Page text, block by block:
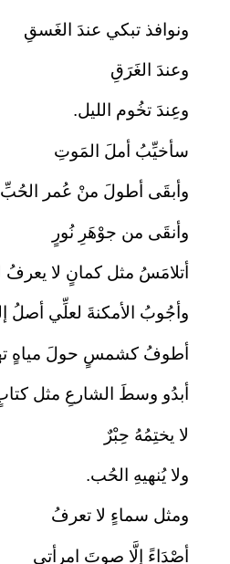
ونوافذ تبكي عندَ الغَسقِ
وعندَ الغَرَقِ
وعِندَ تخُوم الليل.
سأخيِّبُ أملَ المَوتِ
وأبقَى أطولَ منْ عُمر الحُبِّ
وأنقَى من جوْهَرِ نُورٍ
أتلامَسُ مثل كمانٍ لا يعرفُ
وأجُوبُ الأمكنةَ لعلِّي أصلُ
أطوفُ كشمسٍ حولَ مياهٍ
أبدُو وسطَ الشارعِ مثل
لا يختِمُهُ حِبْرٌ
ولا يُنهيهِ الحُب.
ومثل سماءٍ لا تعرفُ
أصْدَاءً إلَّا صوتَ امرأتي